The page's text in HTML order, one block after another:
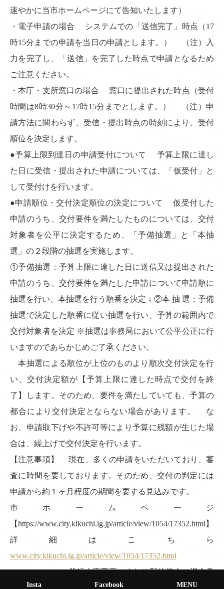
速やかに当市ホームページにて告知いたします）
・電子申請の場合 システムでの「送信完了」時点（17
時15分までの申請を当日の申請とします。） （注）入
力を完了し、「送信」を完了した時点で申請となるため
ご注意ください。
・本庁・支所窓口の場合 窓口に提出された時点（受付
時間は8時30分～17時15分までとします。） （注）申
請方法に関わらず、受信・提出時点の時刻により、受付
順位を決定します。
●予算上限到達日の申請受付について 予算上限に達し
た日に受信・提出された申請については、「仮受付」と
して受付けを行います。
●申請順位・交付決定順位の決定について 仮受付した
申請のうち、交付要件を満たしたものについては、交付
対象者を公平に決定するため、「予備抽選」と「本抽
選」の２段階の抽選を実施します。
①予備抽選：予算上限に達した日に送信又は提出された
申請のうち、交付要件を満たした申請について申請順に
抽選を行い、本抽選を行う順番を決定 ↓ ②本 抽 選：予備
抽選で決定した順番に従い抽選を行い、予算の範囲内で
交付対象者を決定 ※抽選は事務局において公平公正に行
いますのであらかじめご了承ください。
本抽選による順位が上位のものより順次交付決定を行
い、交付決定額が【予算上限に達した時点で交付を終
了】します。そのため、要件を満たしていても、予算の
都合により交付決定とならない場合があります。 な
お、申請取下げや不許可等により予算に残額が生じた場
合は、繰上げで交付決定を行います。
【注意事項】 現在、多くの申請をいただいており、審
査に時間を要しております。そのため、交付の判定には
申請から約１ヶ月程度の期間を要する見込みです。
市ホームページ
【https://www.city.kikuchi.lg.jp/article/view/1054/17352.html】
詳細はこちら
www.city.kikuchi.lg.jp/article/view/1054/17352.html
——————– 登録内容変更、または配信停止・退会希
Insta Facebook MENU